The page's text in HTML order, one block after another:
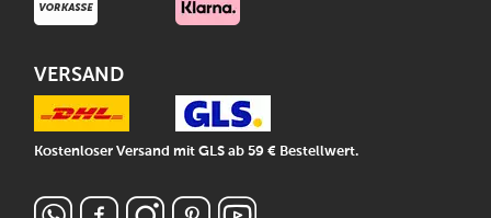
VERSAND
Kostenloser Versand mit GLS ab 59 € Bestellwert.